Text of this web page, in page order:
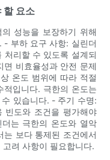
할 요소
성능을 보장하기 위해
- 부하 요구 사항: 실린더
처리할 수 있도록 설계되
면 비효율성과 안전 문제
온도 범위에 따라 적절
입니다. 극한의 온도는
있습니다. - 주기 수명:
빈도와 조건을 평가해야
는 극한의 온도와 열악
는 보다 통제된 조건에서
려 사항이 필요합니다.